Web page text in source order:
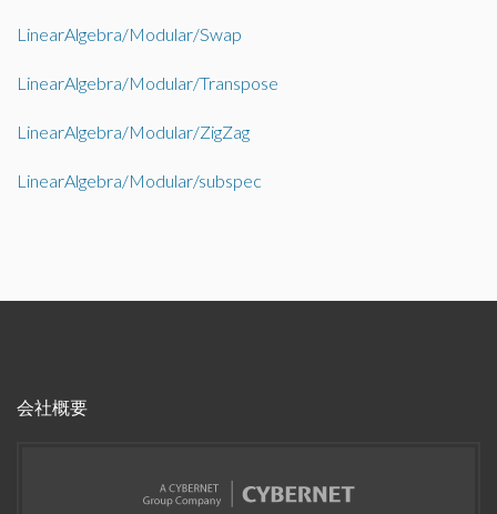
LinearAlgebra/Modular/Swap
LinearAlgebra/Modular/Transpose
LinearAlgebra/Modular/ZigZag
LinearAlgebra/Modular/subspec
会社概要